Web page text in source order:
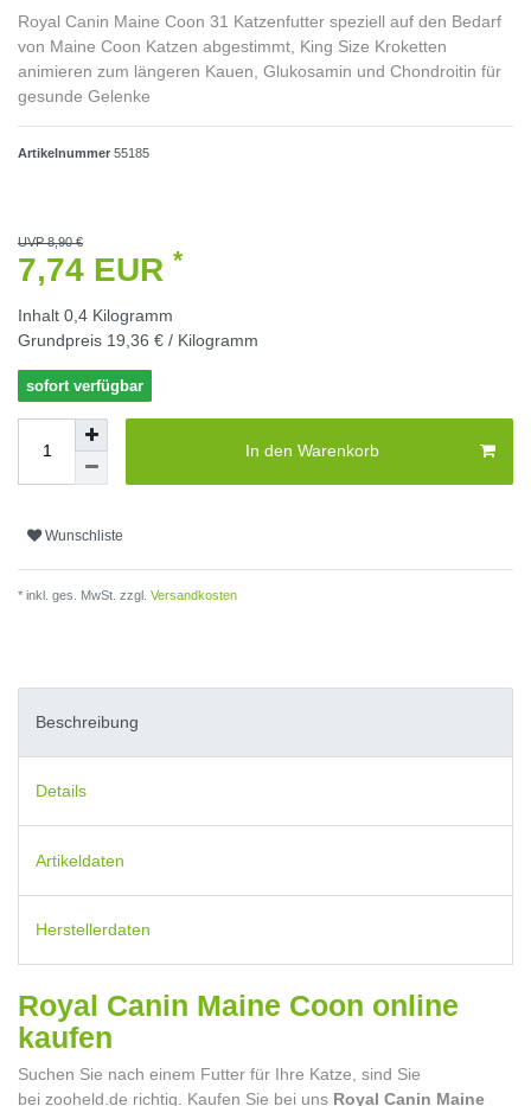
Royal Canin Maine Coon 31 Katzenfutter speziell auf den Bedarf
von Maine Coon Katzen abgestimmt, King Size Kroketten
animieren zum längeren Kauen, Glukosamin und Chondroitin für
gesunde Gelenke
Artikelnummer 55185
UVP 8,90 €
7,74 EUR *
Inhalt 0,4 Kilogramm
Grundpreis 19,36 € / Kilogramm
sofort verfügbar
In den Warenkorb
Wunschliste
* inkl. ges. MwSt. zzgl. Versandkosten
Beschreibung
Details
Artikeldaten
Herstellerdaten
Royal Canin Maine Coon online
kaufen
Suchen Sie nach einem Futter für Ihre Katze, sind Sie
bei zooheld.de richtig. Kaufen Sie bei uns Royal Canin Maine